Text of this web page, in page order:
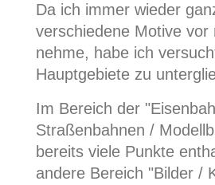
Da ich immer wieder
verschiedene Motive vor
nehme, habe ich
Hauptgebiete zu
Im Bereich der
Straßenbahnen /
bereits viele Punkte
andere Bereich "Bilder /